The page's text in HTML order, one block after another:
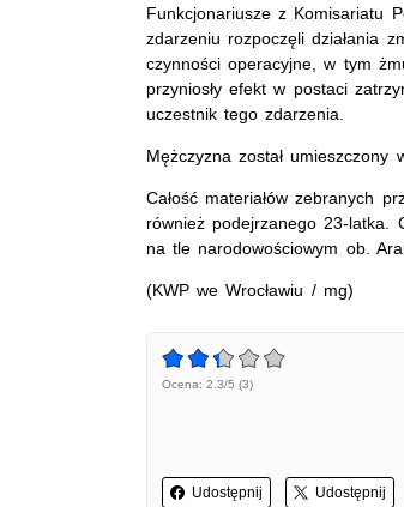
Funkcjonariusze z Komisariatu
zdarzeniu rozpoczęli działania
czynności operacyjne, w tym
przyniosły efekt w postaci
uczestnik tego zdarzenia.
Mężczyzna został umieszczony
Całość materiałów zebranych
również podejrzanego 23-latka.
na tle narodowościowym ob.
(KWP we Wrocławiu / mg)
Ocena: 2.3/5 (3)
Udostępnij Udostępnij